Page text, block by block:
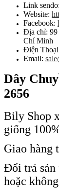
Link sendo:
Website:
Facebook:
Địa chỉ: 99
Chí Minh
Điện
Email:
Dây
2656
Bily Shop
giống
Giao hàng
Đổi trả sản
hoặc